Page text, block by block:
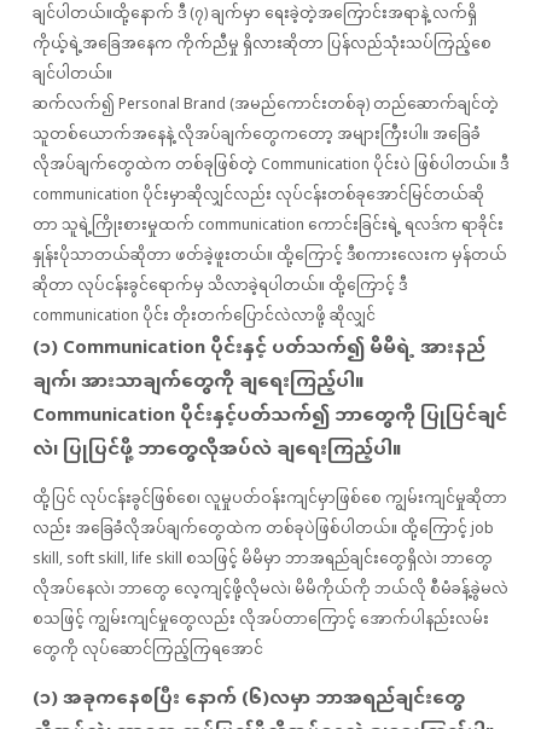
ချင်ပါတယ်။ထို့နောက် ဒီ (၇) ချက်မှာ ရေးခဲ့တဲ့အကြောင်းအရာနဲ့ လက်ရှိ
ကိုယ့်ရဲ့အခြေအနေက ကိုက်ညီမှု ရှိလားဆိုတာ ပြန်လည်သုံးသပ်ကြည့်စေ
ချင်ပါတယ်။
ဆက်လက်၍ Personal Brand (အမည်ကောင်းတစ်ခု) တည်ဆောက်ချင်တဲ့
သူတစ်ယောက်အနေနဲ့ လိုအပ်ချက်တွေကတော့ အများကြီးပါ။ အခြေခံ
လိုအပ်ချက်တွေထဲက တစ်ခုဖြစ်တဲ့ Communication ပိုင်းပဲ ဖြစ်ပါတယ်။ ဒီ
communication ပိုင်းမှာဆိုလျှင်လည်း လုပ်ငန်းတစ်ခုအောင်မြင်တယ်ဆို
တာ သူရဲ့ကြိုးစားမှုထက် communication ကောင်းခြင်းရဲ့ ရလဒ်က ရာခိုင်း
နှုန်းပိုသာတယ်ဆိုတာ ဖတ်ခဲ့ဖူးတယ်။ ထို့ကြောင့် ဒီစကားလေးက မှန်တယ်
ဆိုတာ လုပ်ငန်းခွင်ရောက်မှ သိလာခဲ့ရပါတယ်။ ထို့ကြောင့် ဒီ
communication ပိုင်း တိုးတက်ပြောင်လဲလာဖို့ ဆိုလျှင်
(၁) Communication ပိုင်းနှင့် ပတ်သက်၍ မိမိရဲ့ အားနည်
ချက်၊ အားသာချက်တွေကို ချရေးကြည့်ပါ။
Communication ပိုင်းနှင့်ပတ်သက်၍ ဘာတွေကို ပြုပြင်ချင်
လဲ၊ ပြုပြင်ဖို့ ဘာတွေလိုအပ်လဲ ချရေးကြည့်ပါ။
ထို့ပြင် လုပ်ငန်းခွင်ဖြစ်စေ၊ လူမှုပတ်ဝန်းကျင်မှာဖြစ်စေ ကျွမ်းကျင်မှုဆိုတာ
လည်း အခြေခံလိုအပ်ချက်တွေထဲက တစ်ခုပဲဖြစ်ပါတယ်။ ထို့ကြောင့် job
skill, soft skill, life skill စသဖြင့် မိမိမှာ ဘာအရည်ချင်းတွေရှိလဲ၊ ဘာတွေ
လိုအပ်နေလဲ၊ ဘာတွေ လေ့ကျင့်ဖို့လိုမလဲ၊ မိမိကိုယ်ကို ဘယ်လို စီမံခန့်ခွဲမလဲ
စသဖြင့် ကျွမ်းကျင်မှုတွေလည်း လိုအပ်တာကြောင့် အောက်ပါနည်းလမ်း
တွေကို လုပ်‌ဆောင်ကြည့်ကြရအောင်
(၁) အခုကနေစပြီး နောက် (၆)လမှာ ဘာအရည်ချင်းတွေ